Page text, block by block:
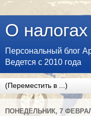
О
Персональный блог
Ведется с 2010 года
ПОНЕДЕЛЬНИК, 7